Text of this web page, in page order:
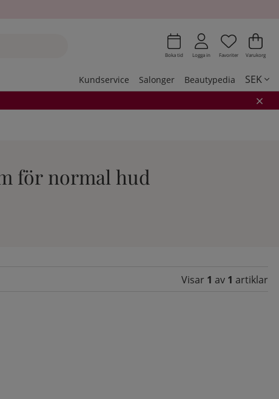
Boka tid Logga in Antal i
.
Favoriter .
Varukorg
Kundservice Salonger Beautypedia SEK
för normal hud
Visar 1 av 1 artiklar